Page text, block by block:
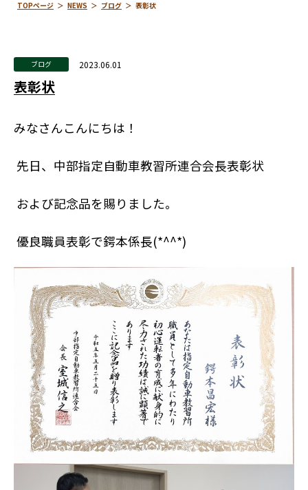
TOPページ ＞ NEWS ＞ ブログ ＞ 表彰状
ブログ 2023.06.01
表彰状
みなさんこんにちは！
先日、中部指定自動車教習所連合会長表彰状
および記念品を賜りました。
優良職員表彰で鍔本係長(*^^*)